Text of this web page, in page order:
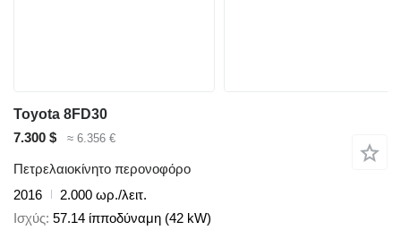
Toyota 8FD30
7.300 $
≈ 6.356 €
Πετρελαιοκίνητο περονοφόρο
2016
2.000 ωρ./λειτ.
Ισχύς 57.14 ίπποδύναμη (42 kW)